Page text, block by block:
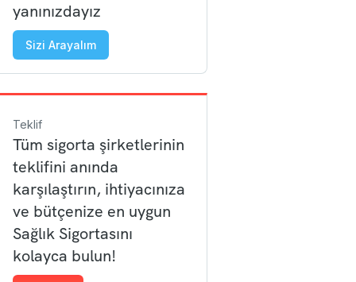
yanınızdayız
Sizi Arayalım
Teklif
Tüm sigorta şirketlerinin
teklifini anında
karşılaştırın, ihtiyacınıza
ve bütçenize en uygun
Sağlık Sigortasını
kolayca bulun!